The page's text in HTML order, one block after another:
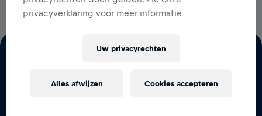
NAAR RUGGENMERGLETSEL
privacyverklaring voor meer informatie
Uw privacyrechten
Alles afwijzen Cookies accepteren